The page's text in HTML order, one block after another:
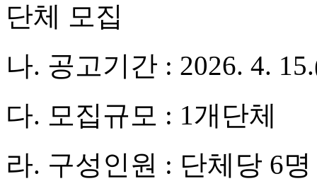
단체 모집
나. 공고기간 : 2026. 4.
다. 모집규모 : 1개단체
라. 구성인원 : 단체당 6